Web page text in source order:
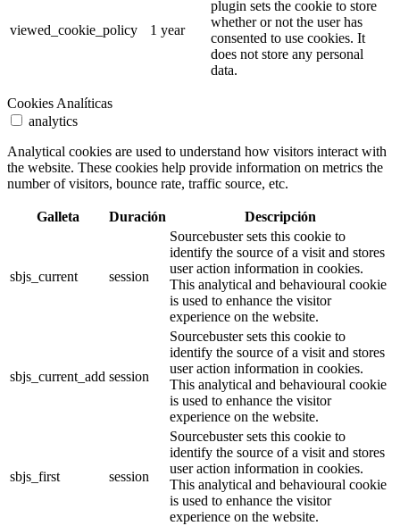
viewed_cookie_policy 1 year
plugin sets the cookie to store
whether or not the user has
consented to use cookies. It
does not store any personal
data.
Cookies Analíticas
analytics
Analytical cookies are used to understand how visitors interact with
the website. These cookies help provide information on metrics the
number of visitors, bounce rate, traffic source, etc.
Galleta Duración Descripción
sbjs_current session
Sourcebuster sets this cookie to
identify the source of a visit and stores
user action information in cookies.
This analytical and behavioural cookie
is used to enhance the visitor
experience on the website.
sbjs_current_add session
Sourcebuster sets this cookie to
identify the source of a visit and stores
user action information in cookies.
This analytical and behavioural cookie
is used to enhance the visitor
experience on the website.
sbjs_first session
Sourcebuster sets this cookie to
identify the source of a visit and stores
user action information in cookies.
This analytical and behavioural cookie
is used to enhance the visitor
experience on the website.